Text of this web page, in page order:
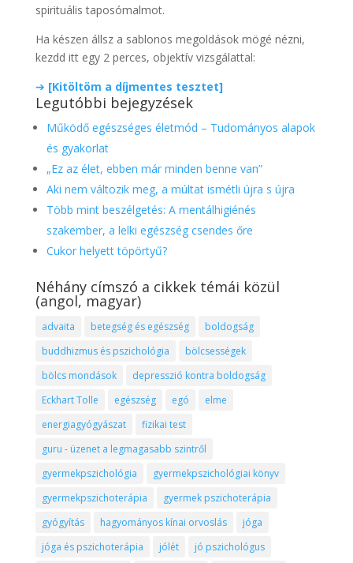
spirituális taposómalmot.
Ha készen állsz a sablonos megoldások mögé nézni,
kezdd itt egy 2 perces, objektív vizsgálattal:
➔ [Kitöltöm a díjmentes tesztet]
Legutóbbi bejegyzések
Működő egészséges életmód – Tudományos alapok
és gyakorlat
„Ez az élet, ebben már minden benne van”
Aki nem változik meg, a múltat ismétli újra s újra
Több mint beszélgetés: A mentálhigiénés
szakember, a lelki egészség csendes őre
Cukor helyett töpörtyű?
Néhány címszó a cikkek témái közül
(angol, magyar)
advaita betegség és egészség
boldogság
buddhizmus és pszichológia
bölcsességek
bölcs mondások
depresszió kontra boldogság
Eckhart Tolle
egészség egó
elme
energiagyógyászat
fizikai test
guru - üzenet a legmagasabb szintről
gyermekpszichológia
gyermekpszichológiai könyv
gyermekpszichoterápia
gyermek pszichoterápia
gyógyítás
hagyományos kínai orvoslás
jóga
jóga és pszichoterápia
jólét
jó pszichológus